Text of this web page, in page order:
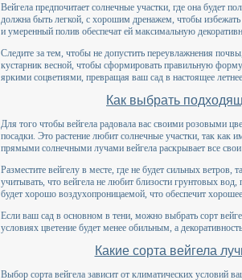
Вейгела предпочитает солнечные участки, где она будет
должна быть легкой, с хорошим дренажем, чтобы избежать
и умеренный полив обеспечат ей максимальную
Следите за тем, чтобы не допустить переувлажнения
кустарник весной, чтобы сформировать правильную форму
яркими соцветиями, превращая ваш сад в настоящее
Как выбрать
Для того чтобы вейгела радовала вас своими розовыми
посадки. Это растение любит солнечные участки, так как
прямыми солнечными лучами вейгела раскрывает все свои
Разместите вейгелу в месте, где не будет сильных
учитывать, что вейгела не любит близости грунтовых
будет хорошо воздухопроницаемой, что обеспечит
Если ваш сад в основном в тени, можно выбрать сорт
условиях цветение будет менее обильным, а
Какие сорта вейгела
Выбор сорта вейгела зависит от климатических условий